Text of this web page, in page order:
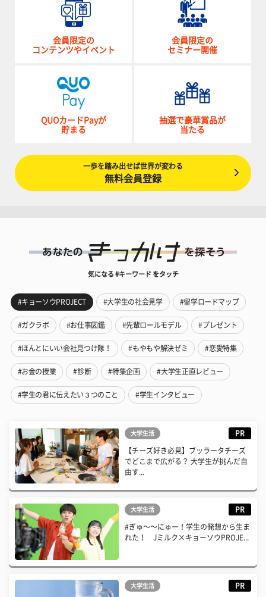
会員限定の
コンテンツやイベント
会員限定の
セミナー開催
QUOカードPayが
貯まる
抽選で豪華賞品が
当たる
一歩を踏み出せば世界が変わる
無料会員登録
気になる #キーワード をタッチ
#キョーソウPROJECT #大学生の社会見学 #留学ロードマップ
#ガクラボ #お仕事図鑑 #先輩ロールモデル #プレゼント
#ほんとにいい会社見つけ隊！ #もやもや解決ゼミ #恋愛特集
#お金の授業 #診断 #特集企画 #大学生正直レビュー
#学生の君に伝えたい３つのこと #学生インタビュー
大学生活 PR
【チーズ好き必見】ブッラータチーズ
でどこまで広がる？ 大学生が挑んだ自
由す...
大学生活 PR
#ぎゅ〜〜にゅー！学生の発想から生ま
れた！ Jミルク×キョーソウPROJE...
大学生活 PR